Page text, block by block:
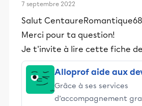
7 septembre 2022
Salut
Merci pour ta question!
Je t'invite à lire cette fiche
Alloprof aide aux
Grâce à ses services
d’accompagnement